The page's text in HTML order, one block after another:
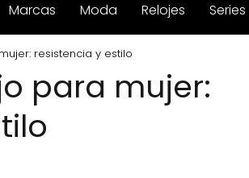
Marcas Moda Relojes Series
resistencia y estilo
para mujer: